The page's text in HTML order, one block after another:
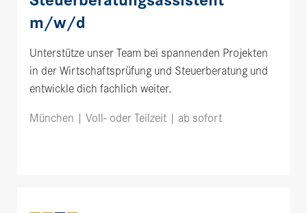
m/w/d
Unterstütze unser Team bei spannenden Projekten
in der Wirtschaftsprüfung und Steuerberatung und
entwickle dich fachlich weiter.
München | Voll- oder Teilzeit | ab sofort